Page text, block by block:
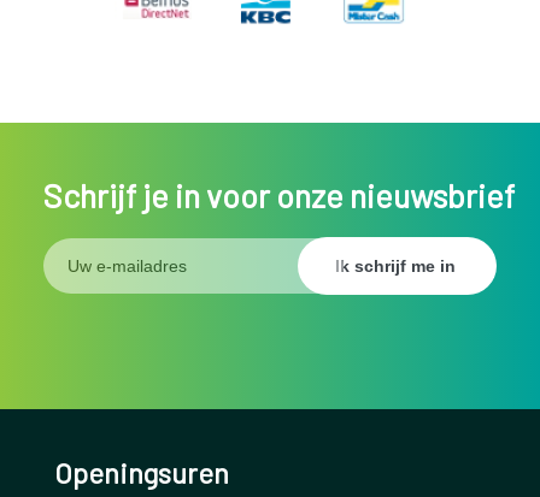
Schrijf je in voor onze nieuwsbrief
Openingsuren